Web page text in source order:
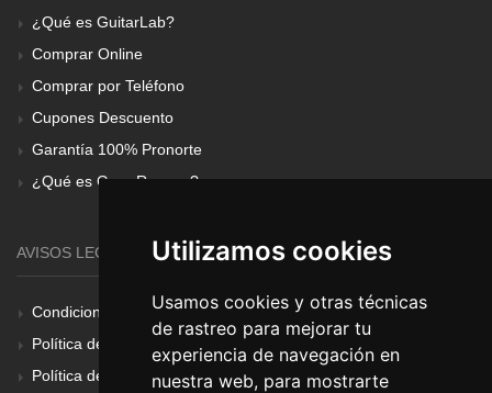
Utilizamos cookies
Usamos cookies y otras técnicas
de rastreo para mejorar tu
experiencia de navegación en
nuestra web, para mostrarte
¿Qué es GuitarLab?
Comprar Online
Comprar por Teléfono
Cupones Descuento
Garantía 100% Pronorte
¿Qué es Gear Renove?
AVISOS LEGALES
Condiciones Generales
Política de Cookies
Política de Privacidad